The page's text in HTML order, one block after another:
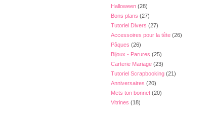
Halloween (28)
Bons plans (27)
Tutoriel Divers (27)
Accessoires pour la tête (26)
Pâques (26)
Bijoux - Parures (25)
Carterie Mariage (23)
Tutoriel Scrapbooking (21)
Anniversaires (20)
Mets ton bonnet (20)
Vitrines (18)